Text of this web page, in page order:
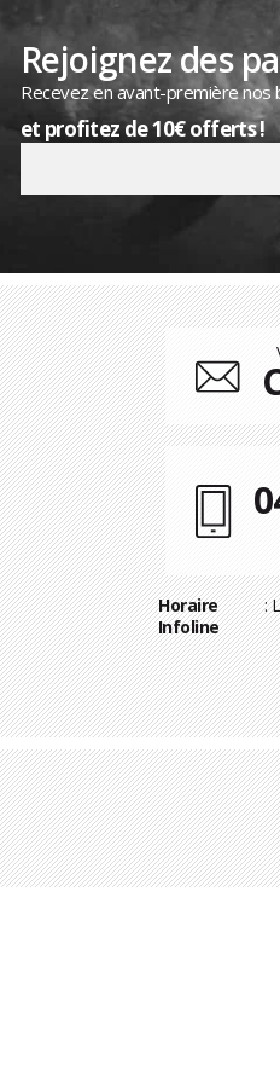
Rejoignez des
Recevez en avant-première nos
et profitez de 10€ offerts !
Horaire
Infoline
: